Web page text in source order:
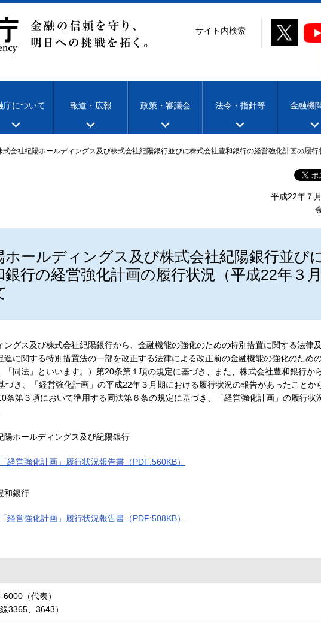
サイト内検索
庁について 報道・広報 政策・審議会 法令・指針等 金融機
式会社紀陽ホールディングス及び株式会社紀陽銀行並びに株式会社豊和銀行の経営強化計画の履
平成22年７
ホールディングス及び株式会社紀陽銀行並び
行の経営強化計画の履行状況（平成22年３月
ングス及び株式会社紀陽銀行から、金融機能の強化のための特別措置に関する法律
に関する特別措置法の一部を改正する法律による改正前の金融機能の強化のため
「同法」といいます。）第20条第１項の規定に基づき、また、株式会社豊和銀行か
づき、「経営強化計画」の平成22年３月期における履行状況の報告があったことか
条第３項において準用する同法第６条の規定に基づき、「経営強化計画」の履行状
陽ホールディングス及び紀陽銀行
「経営強化計画」履行状況報告書（PDF:560KB）
和銀行
「経営強化計画」履行状況報告書（PDF:508KB）
（代表）
3365、3643）